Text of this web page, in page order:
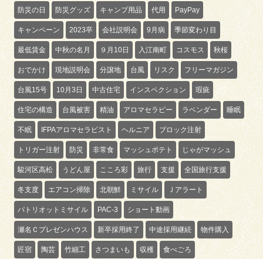
防災の日 防災グッズ キャンプ用品 代用 PayPay
キャンペーン 2023卒 会社説明会 9月病 季節変わり目
最低賃金 中秋の名月 ９月10日 入江南町 コスモス 秋桜
おでかけ 現地説明会 分譲地 台風 リスク フリーマガジン
台風15号 10月3日 中古住宅 インスペクション 瑕疵
住宅の構造 台風被害 精油 アロマセラピー ラベンダー 睡眠
不眠 IFPAアロマセラピスト ヘルニア ブロック注射
トリガー注射 防災 非常食 マッシュポテト じゃがマッシュ
駿河区高松 うどん屋 こころ彩 旅行 支援 全国旅行支援
冬支度 エアコン掃除 北朝鮮 ミサイル Ｊアラート
パトリオットミサイル PAC-3 ショート動画
瀬名Ｃプレゼンハウス 新卒採用終了 中途採用継続 物件購入
匠宿 陶芸 竹細工 さつまいも 収穫 食べごろ